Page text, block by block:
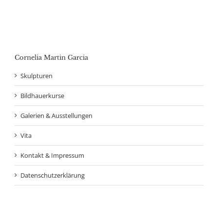
Cornelia Martin Garcia
Skulpturen
Bildhauerkurse
Galerien & Ausstellungen
Vita
Kontakt & Impressum
Datenschutzerklärung